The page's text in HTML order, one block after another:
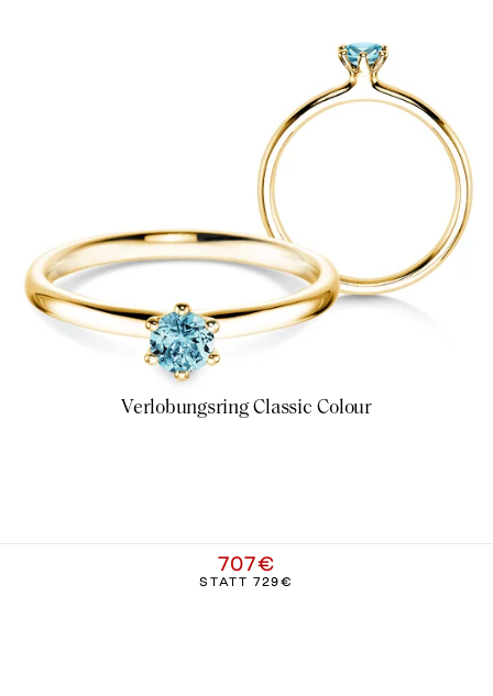
Verlobungsring Classic Colour
707€
STATT729€